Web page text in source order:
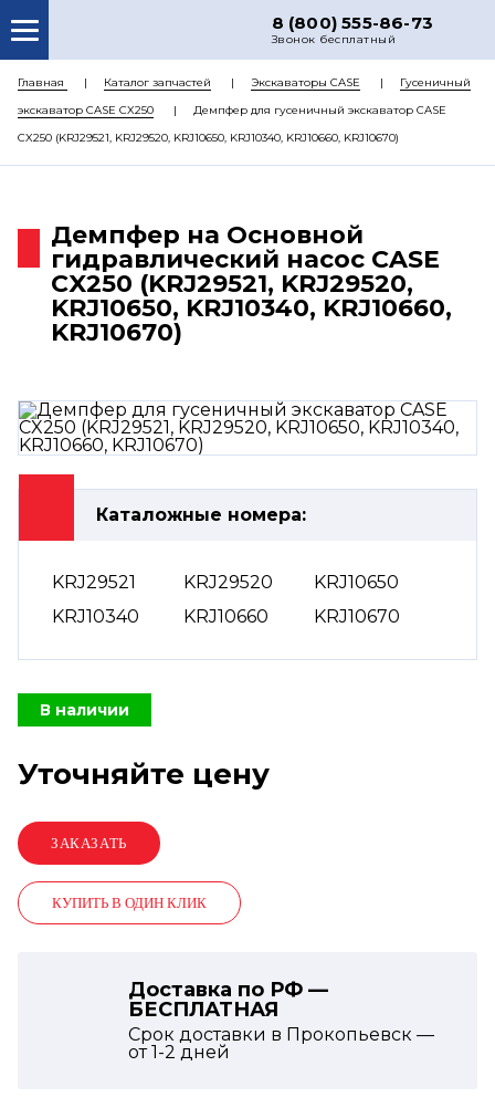
8 (800) 555-86-73
Звонок бесплатный
О НАС
КАТАЛОГ ЗАПЧАСТЕЙ
РЕМОНТ
ЦЕНЫ
КОНТАКТЫ
Главная Каталог запчастей Экскаваторы CASE
Гусеничный
экскаватор CASE CX250
Демпфер для гусеничный экскаватор CASE
CX250 (KRJ29521, KRJ29520, KRJ10650, KRJ10340, KRJ10660, KRJ10670)
Демпфер на Основной
гидравлический насос CASE
CX250 (KRJ29521, KRJ29520,
KRJ10650, KRJ10340, KRJ10660,
KRJ10670)
Каталожные номера:
KRJ29521 KRJ29520
KRJ10650
KRJ10340
KRJ10660 KRJ10670
В наличии
Уточняйте цену
КУПИТЬ В ОДИН КЛИК
Доставка по РФ —
БЕСПЛАТНАЯ
Срок доставки в Прокопьевск —
от1-2 дней